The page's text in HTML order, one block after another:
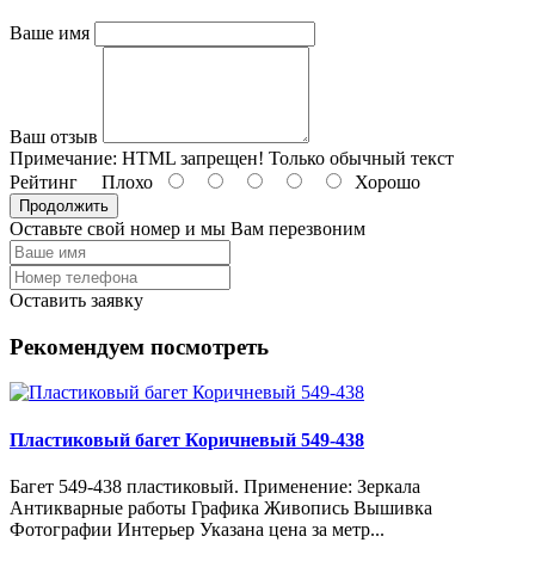
Ваше имя
Ваш отзыв
Примечание: HTML запрещен! Только обычный текст
Рейтинг Плохо Хорошо
Продолжить
Оставьте свой номер и мы Вам перезвоним
Оставить заявку
Рекомендуем посмотреть
Пластиковый багет Коричневый 549-438
Багет 549-438 пластиковый. Применение: Зеркала
Антикварные работы Графика Живопись Вышивка
Фотографии Интерьер Указана цена за метр...